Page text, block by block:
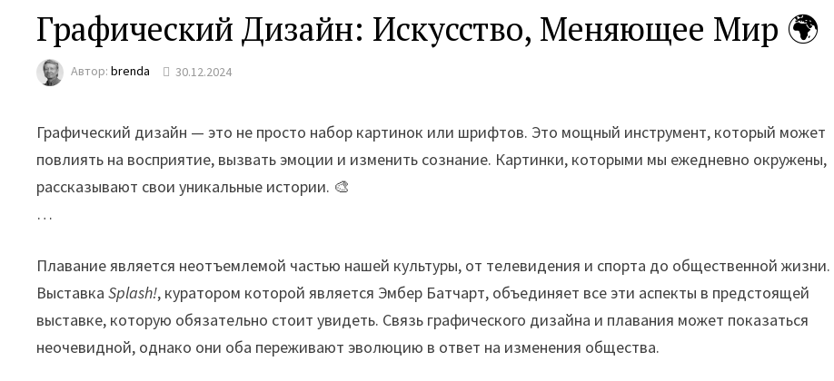
Графический Дизайн: Искусство, Меняющее Мир 🌍
Автор:brenda 30.12.2024
Графический дизайн — это не просто набор картинок или шрифтов. Это мощный инструмент, который может
повлиять на восприятие, вызвать эмоции и изменить сознание. Картинки, которыми мы ежедневно окружены,
рассказывают свои уникальные истории. 🎨
…
Плавание является неотъемлемой частью нашей культуры, от телевидения и спорта до общественной жизни.
ВыставкаSplash!, куратором которой является Эмбер Батчарт, объединяет все эти аспекты в предстоящей
выставке, которую обязательно стоит увидеть. Связь графического дизайна и плавания может показаться
неочевидной, однако они оба переживают эволюцию в ответ на изменения общества.